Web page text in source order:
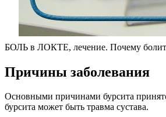
БОЛЬ в ЛОКТЕ, лечение. Почему
Причины заболевания
Основными причинами бурсита
бурсита может быть травма сустава.